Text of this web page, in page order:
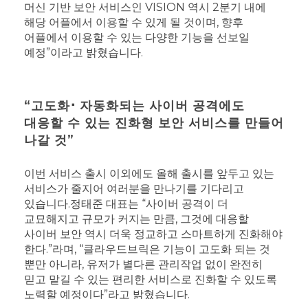
머신 기반 보안 서비스인 VISION 역시 2분기 내에
해당 어플에서 이용할 수 있게 될 것이며, 향후
어플에서 이용할 수 있는 다양한 기능을 선보일
예정”이라고 밝혔습니다.
“고도화⠂자동화되는 사이버 공격에도
대응할 수 있는 진화형 보안 서비스를 만들어
나갈 것”
이번 서비스 출시 이외에도 올해 출시를 앞두고 있는
서비스가 줄지어 여러분을 만나기를 기다리고
있습니다.정태준 대표는 “사이버 공격이 더
교묘해지고 규모가 커지는 만큼, 그것에 대응할
사이버 보안 역시 더욱 정교하고 스마트하게 진화해야
한다.”라며, “클라우드브릭은 기능이 고도화 되는 것
뿐만 아니라, 유저가 별다른 관리작업 없이 완전히
믿고 맡길 수 있는 편리한 서비스로 진화할 수 있도록
노력할 예정이다”라고 밝혔습니다.